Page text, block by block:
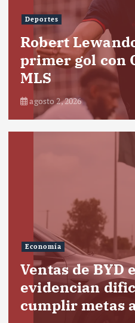
Deportes
Robert
primer gol con
MLS
agosto 2, 2026
Economía
Ventas de BYD
evidencian
cumplir metas